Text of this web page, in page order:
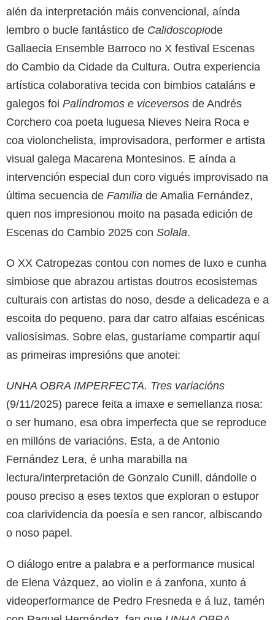
alén da interpretación máis convencional, aínda
lembro o bucle fantástico de Calidoscopiode
Gallaecia Ensemble Barroco no X festival Escenas
do Cambio da Cidade da Cultura. Outra experiencia
artística colaborativa tecida con bimbios cataláns e
galegos foi Palíndromos e viceversos de Andrés
Corchero coa poeta luguesa Nieves Neira Roca e
coa violonchelista, improvisadora, performer e artista
visual galega Macarena Montesinos. E aínda a
intervención especial dun coro vigués improvisado na
última secuencia de Familia de Amalia Fernández,
quen nos impresionou moito na pasada edición de
Escenas do Cambio 2025 con Solala.
O XX Catropezas contou con nomes de luxo e cunha
simbiose que abrazou artistas doutros ecosistemas
culturais con artistas do noso, desde a delicadeza e a
escoita do pequeno, para dar catro alfaias escénicas
valiosísimas. Sobre elas, gustaríame compartir aquí
as primeiras impresións que anotei:
UNHA OBRA IMPERFECTA. Tres variacións
(9/11/2025) parece feita a imaxe e semellanza nosa:
o ser humano, esa obra imperfecta que se reproduce
en millóns de variacións. Esta, a de Antonio
Fernández Lera, é unha marabilla na
lectura/interpretación de Gonzalo Cunill, dándolle o
pouso preciso a eses textos que exploran o estupor
coa clarividencia da poesía e sen rancor, albiscando
o noso papel.
O diálogo entre a palabra e a performance musical
de Elena Vázquez, ao violín e á zanfona, xunto á
videoperformance de Pedro Fresneda e á luz, tamén